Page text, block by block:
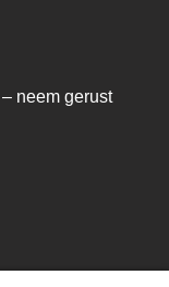
neem gerust